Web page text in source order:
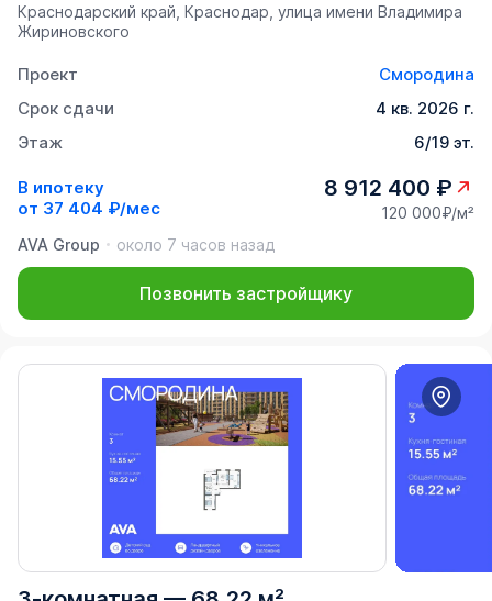
Краснодарский край, Краснодар, улица имени Владимира
Жириновского
Проект
Смородина
Срок сдачи
4 кв. 2026 г.
Этаж
6/19 эт.
В ипотеку
от 37 404 ₽/мес
8 912 400 ₽
120 000₽/м²
AVA Group
около 7 часов назад
Позвонить застройщику